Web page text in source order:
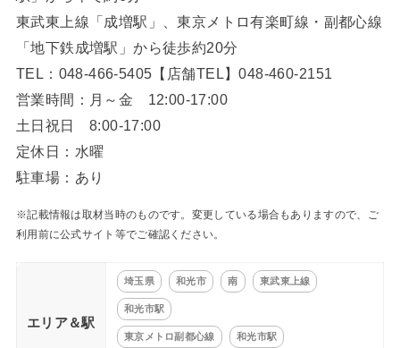
東武東上線「成増駅」、東京メトロ有楽町線・副都心線
「地下鉄成増駅」から徒歩約20分
TEL：048-466-5405【店舗TEL】048-460-2151
営業時間：月～金 12:00-17:00
土日祝日 8:00-17:00
定休日：水曜
駐車場：あり
※記載情報は取材当時のものです。変更している場合もありますので、ご
利用前に公式サイト等でご確認ください。
エリア＆駅
埼玉県 和光市 南 東武東上線
和光市駅
東京メトロ副都心線 和光市駅